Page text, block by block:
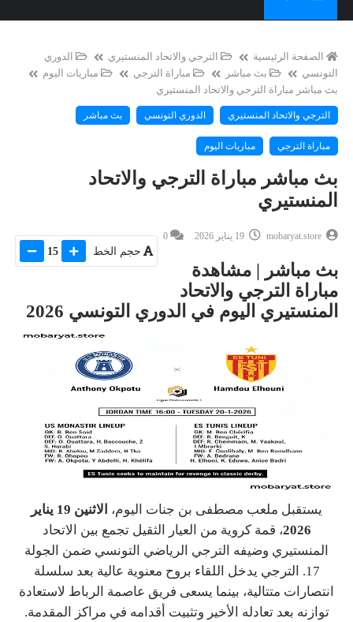
الصفحة الرئيسية الترجي والاتحاد المنستيري
الدوري
التونسي
بث مباشر مباراة الترجي
مباريات اليوم
بث مباشر مباراة الترجي والاتحاد المنستيري
الترجي والاتحاد المنستيري الدوري التونسي بث مباشر
مباراة الترجي مباريات اليوم
بث مباشر مباراة الترجي والاتحاد
المنستيري
mobaryat.store
0
حجم الخط 15
بث مباشر | مشاهدة
مباراة الترجي والاتحاد
المنستيري اليوم في الدوري التونسي 2026
يستقبل ملعب مصطفى بن جنات اليوم،
الاثنين 19 يناير
2026، قمة كروية من العيار الثقيل تجمع بين الاتحاد
المنستيري وضيفه الترجي الرياضي التونسي ضمن الجولة
17. الترجي يدخل اللقاء بروح معنوية عالية بعد سلسلة
انتصارات متتالية، بينما يسعى فريق عاصمة الرباط لاستعادة
توازنه بعد تعادله الأخير وتثبيت أقدامه في مراكز المقدمة.